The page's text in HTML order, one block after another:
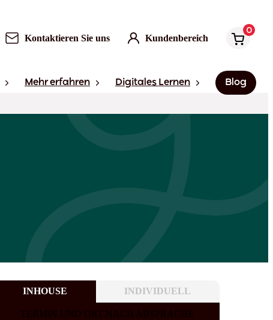
Kontaktieren Sie uns Kundenbereich
0
Mehr erfahren Digitales Lernen Blog
INHOUSE INDIVIDUELL
TERMIN UND ORT NACH ABSPRACHE